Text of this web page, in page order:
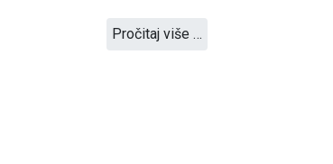
Pročitaj više …